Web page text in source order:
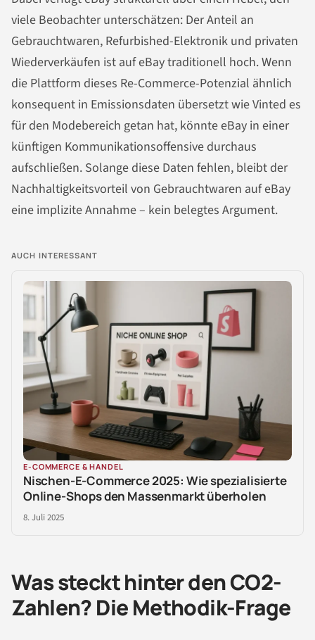
viele Beobachter unterschätzen: Der Anteil an
Gebrauchtwaren, Refurbished-Elektronik und privaten
Wiederverkäufen ist auf eBay traditionell hoch. Wenn
die Plattform dieses Re-Commerce-Potenzial ähnlich
konsequent in Emissionsdaten übersetzt wie Vinted es
für den Modebereich getan hat, könnte eBay in einer
künftigen Kommunikationsoffensive durchaus
aufschließen. Solange diese Daten fehlen, bleibt der
Nachhaltigkeitsvorteil von Gebrauchtwaren auf eBay
eine implizite Annahme – kein belegtes Argument.
AUCH INTERESSANT
E-COMMERCE & HANDEL
Nischen-E-Commerce 2025: Wie spezialisierte
Online-Shops den Massenmarkt überholen
8. Juli 2025
Was steckt hinter den CO2-
Zahlen? Die Methodik-Frage